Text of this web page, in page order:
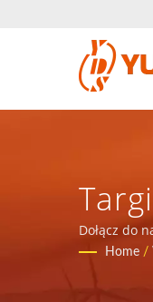
Dołącz do
została
Home /